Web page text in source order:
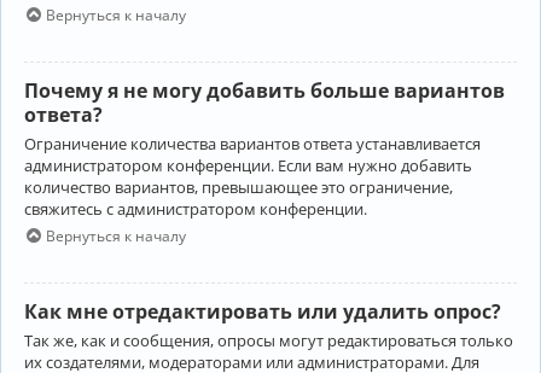
Вернуться к началу
Почему я не могу добавить больше вариантов
ответа?
Ограничение количества вариантов ответа устанавливается
администратором конференции. Если вам нужно добавить
количество вариантов, превышающее это ограничение,
свяжитесь с администратором конференции.
Вернуться к началу
Как мне отредактировать или удалить опрос?
Так же, как и сообщения, опросы могут редактироваться только
их создателями, модераторами или администраторами. Для